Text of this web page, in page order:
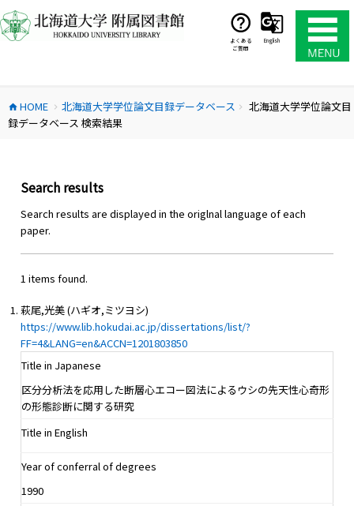
ン
テ
ス
キ
よくある
ご質問
English
home HOME chevron_right 北海道大学学位論文目録データベース chevron_right
北海道大学学位論文目
録データベース 検索結果
Search results
Search results are displayed in the origlnal language of each
paper.
1 items found.
萩尾,光美 (ハギオ,ミツヨシ)
https://www.lib.hokudai.ac.jp/dissertations/list/?
FF=4&LANG=en&ACCN=1201803850
Title in Japanese
区分分析法を応用した断層心エコー図法によるウシの先天性心奇形
の形態診断に関する研究
Title in English
Year of conferral of degrees
1990